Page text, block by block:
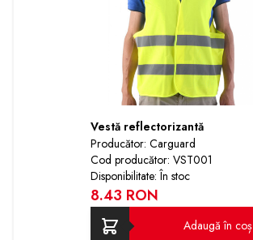
Vestă reflectorizantă
Producător: Carguard
Cod producător: VST001
Disponibilitate: În stoc
8.43 RON
Adaugă în coș